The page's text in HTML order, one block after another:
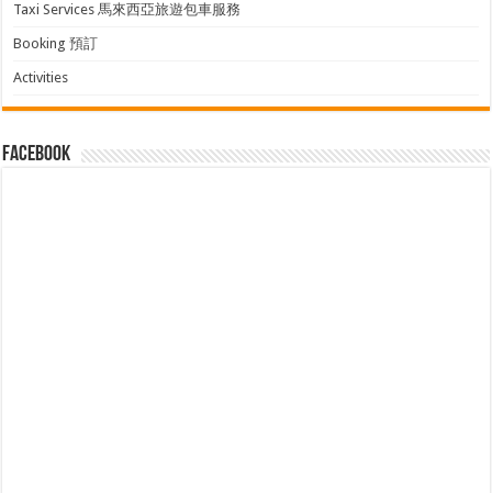
Taxi Services 馬來西亞旅遊包車服務
Booking 預訂
Activities
facebook